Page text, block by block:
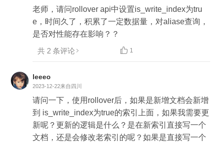
老师，请问rollover api中设置is_write_index为tru
e，时间久了，积累了一定数据量，对aliase查询，
是否对性能存在影响？？
共 2 条评论
 1
leeeo
2023-12-22来自四川
请问一下，使用rollover后，如果是新增文档会新增
到 is_write_index为true的索引上面，如果我需要更
新呢？更新的逻辑是什么？是在新索引直接写一个
文档，还是会修改老索引的呢？如果是直接写一个